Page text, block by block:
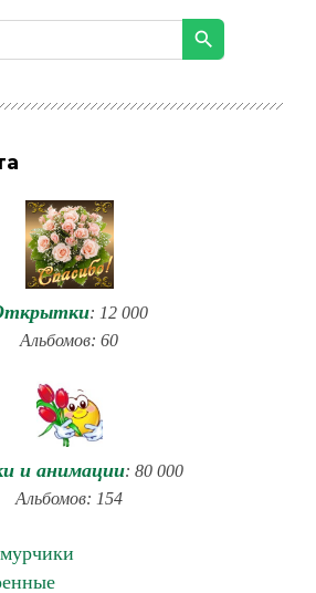
: 12 000
Альбомов: 60
и анимации: 80 000
Альбомов: 154